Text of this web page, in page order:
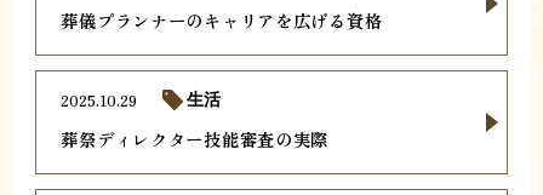
葬儀プランナーのキャリアを広げる資格
葬祭ディレクター技能審査の実際
2025.10.29 生活